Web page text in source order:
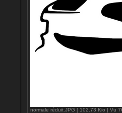
normale réduit.JPG [ 102.73 Kio | Vu